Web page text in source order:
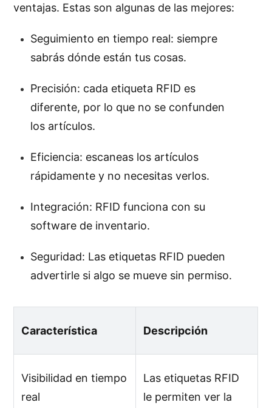
ventajas. Estas son algunas de las mejores:
Seguimiento en tiempo real: siempre
sabrás dónde están tus cosas.
Precisión: cada etiqueta RFID es
diferente, por lo que no se confunden
los artículos.
Eficiencia: escaneas los artículos
rápidamente y no necesitas verlos.
Integración: RFID funciona con su
software de inventario.
Seguridad: Las etiquetas RFID pueden
advertirle si algo se mueve sin permiso.
Característica Descripción
Visibilidad en tiempo
real
Las etiquetas RFID
le permiten ver la